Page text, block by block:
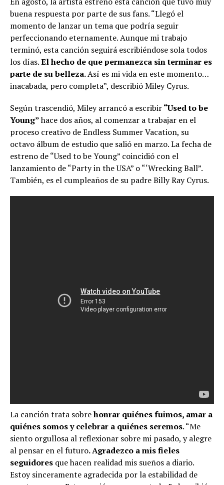
buena respuesta por parte de sus fans. “Llegó el
momento de lanzar un tema que podría seguir
perfeccionando eternamente. Aunque mi trabajo
terminó, esta canción seguirá escribiéndose sola todos
los días.El hecho de que permanezca sin terminar es
parte de su belleza.Así es mi vida en este momento…
inacabada, pero completa”, describió Miley Cyrus.
Según trascendió, Miley arrancó a escribir“Used to be
Young”hace dos años, al comenzar a trabajar en el
proceso creativo de Endless Summer Vacation, su
octavo álbum de estudio que salió en marzo. La fecha de
estreno de “Used to be Young” coincidió con el
lanzamiento de “Party in the USA” o “‘Wrecking Ball”.
También, es el cumpleaños de su padre Billy Ray Cyrus.
La canción trata sobrehonrar quiénes fuimos, amar a
quiénes somos y celebrar a quiénes seremos. “Me
siento orgullosa al reflexionar sobre mi pasado, y alegre
al pensar en el futuro. Agradezco a mis fieles
seguidores que hacen realidad mis sueños a diario.
Estoy sinceramente agradecida por la estabilidad de